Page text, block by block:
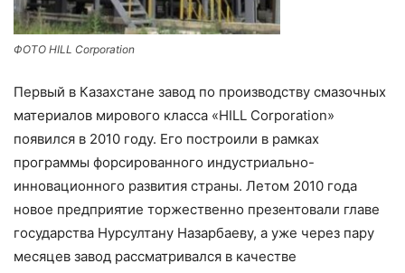
ФОТО HILL Corporation
Первый в Казахстане завод по производству смазочных
материалов мирового класса «HILL Corporation»
появился в 2010 году. Его построили в рамках
программы форсированного индустриально-
инновационного развития страны. Летом 2010 года
новое предприятие торжественно презентовали главе
государства Нурсултану Назарбаеву, а уже через пару
месяцев завод рассматривался в качестве